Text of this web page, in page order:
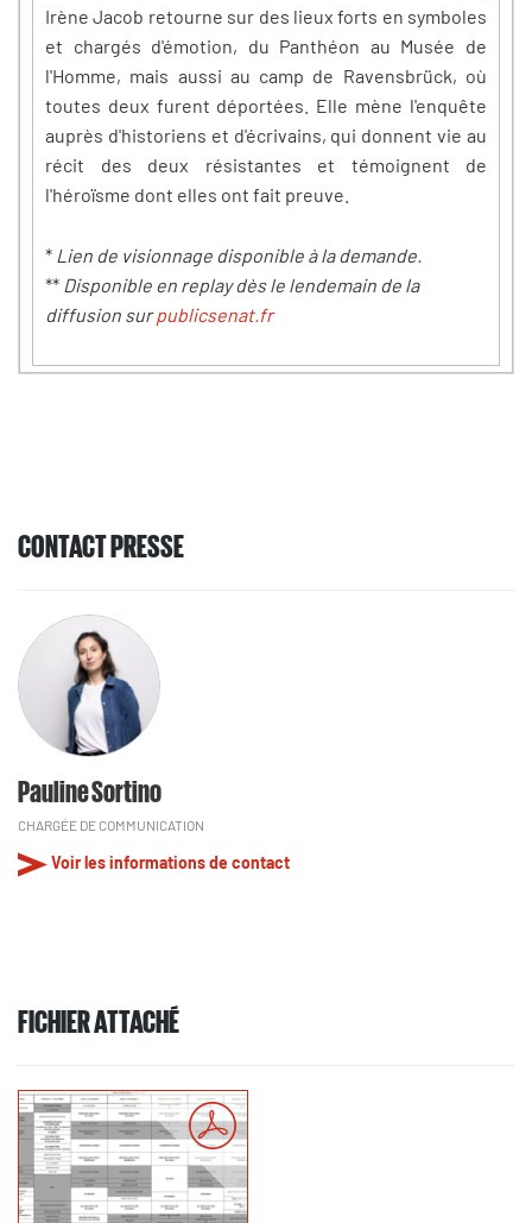
Irène Jacob retourne sur des lieux forts en symboles
et chargés d'émotion, du Panthéon au Musée de
l'Homme, mais aussi au camp de Ravensbrück, où
toutes deux furent déportées. Elle mène l'enquête
auprès d'historiens et d'écrivains, qui donnent vie au
récit des deux résistantes et témoignent de
l'héroïsme dont elles ont fait preuve.
* Lien de visionnage disponible à la demande.
** Disponible en replay dès le lendemain de la
diffusion surpublicsenat.fr
CONTACT PRESSE
Pauline Sortino
CHARGÉE DE COMMUNICATION
Voir les informations de contact
FICHIER ATTACHÉ